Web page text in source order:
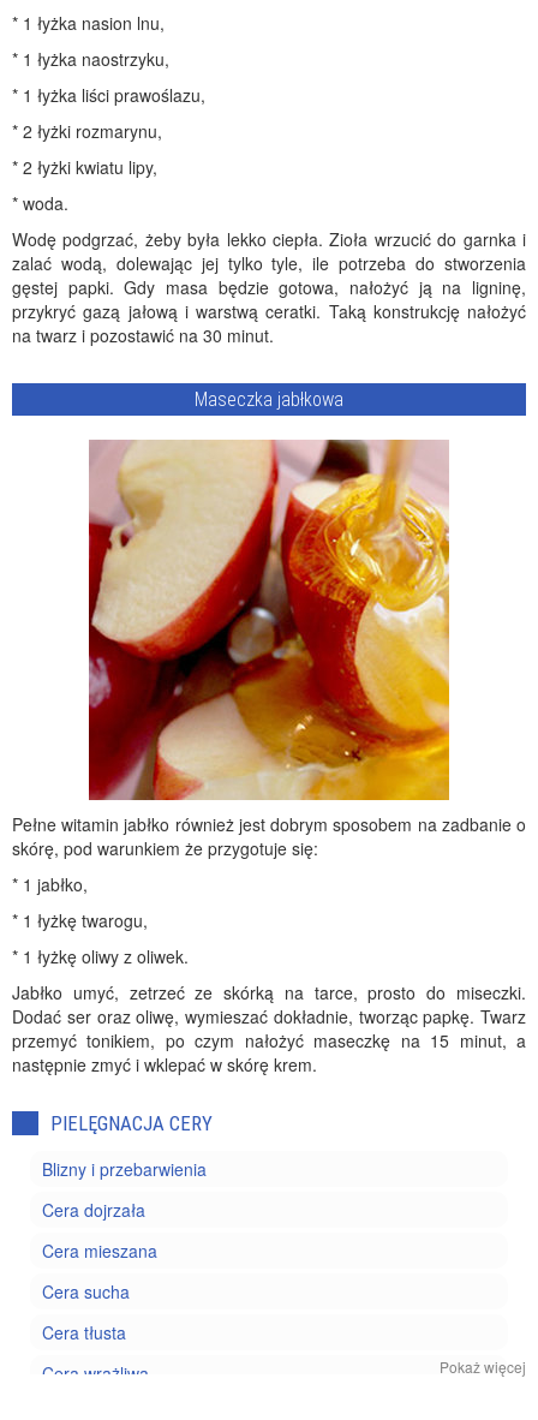
* 1 łyżka nasion lnu,
* 1 łyżka naostrzyku,
* 1 łyżka liści prawoślazu,
* 2 łyżki rozmarynu,
* 2 łyżki kwiatu lipy,
* woda.
Wodę podgrzać, żeby była lekko ciepła. Zioła wrzucić do garnka i
zalać wodą, dolewając jej tylko tyle, ile potrzeba do stworzenia
gęstej papki. Gdy masa będzie gotowa, nałożyć ją na ligninę,
przykryć gazą jałową i warstwą ceratki. Taką konstrukcję nałożyć
na twarz i pozostawić na 30 minut.
Maseczka jabłkowa
Pełne witamin jabłko również jest dobrym sposobem na zadbanie o
skórę, pod warunkiem że przygotuje się:
* 1 jabłko,
* 1 łyżkę twarogu,
* 1 łyżkę oliwy z oliwek.
Jabłko umyć, zetrzeć ze skórką na tarce, prosto do miseczki.
Dodać ser oraz oliwę, wymieszać dokładnie, tworząc papkę. Twarz
przemyć tonikiem, po czym nałożyć maseczkę na 15 minut, a
następnie zmyć i wklepać w skórę krem.
PIELĘGNACJA CERY
Blizny i przebarwienia
Cera dojrzała
Cera mieszana
Cera sucha
Cera tłusta
Cera wrażliwa
Pokaż więcej